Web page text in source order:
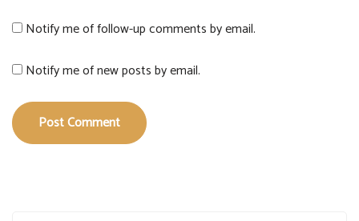
Notify me of follow-up comments by email.
Notify me of new posts by email.
Post Comment